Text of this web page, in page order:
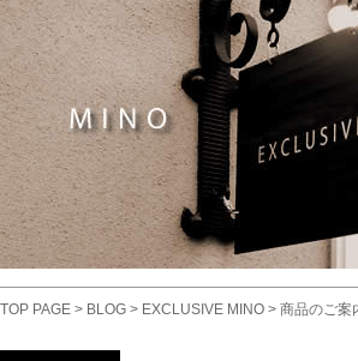
TOP PAGE > BLOG > EXCLUSIVE MINO > 商品のご案